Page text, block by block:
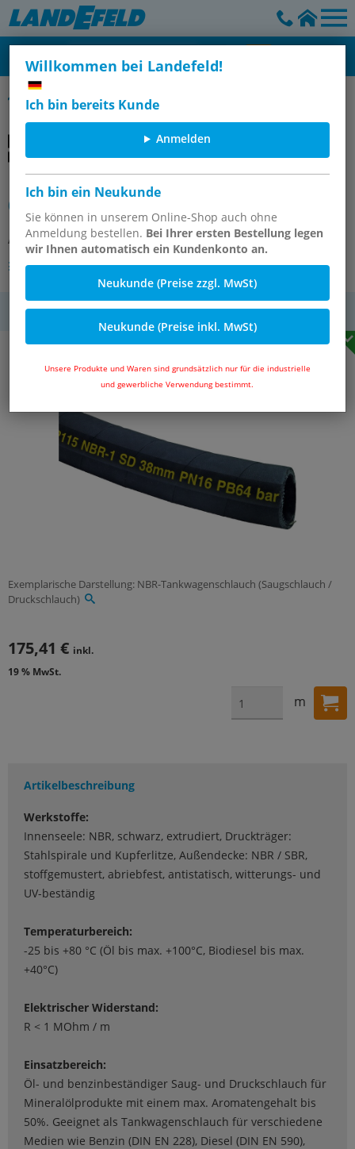
Willkommen bei Landefeld!
Ich bin bereits Kunde
Anmelden
Ich bin ein Neukunde
Sie können in unserem Online-Shop auch ohne
Anmeldung bestellen. Bei Ihrer ersten Bestellung legen
wir Ihnen automatisch ein Kundenkonto an.
Neukunde (Preise zzgl. MwSt)
Neukunde (Preise inkl. MwSt)
Unsere Produkte und Waren sind grundsätzlich nur für die industrielle
und gewerbliche Verwendung bestimmt.
Tankwagen-Saug-Druckschläuche aus NBR, EN 12115
NBR-Tankwagenschlauch EN12115
63,5 (2-1/2")x79,5mm, Stahlspirale
Artikelnummer: TWSSP 63
Andere Varianten des Artikels
MwSt.
Exemplarische Darstellung: NBR-Tankwagenschlauch (Saugschlauch /
Druckschlauch)
175,41 € inkl.
19 % MwSt.
m
Artikelbeschreibung
Werkstoffe:
Innenseele: NBR, schwarz, extrudiert, Druckträger:
Stahlspirale und Kupferlitze, Außendecke: NBR / SBR,
stoffgemustert, abriebfest, antistatisch, witterungs- und
UV-beständig
Temperaturbereich:
-25 bis +80 °C (Öl bis max. +100°C, Biodiesel bis max.
+40°C)
Elektrischer Widerstand:
R < 1 MOhm / m
Einsatzbereich:
Öl- und benzinbeständiger Saug- und Druckschlauch für
Mineralölprodukte mit einem max. Aromatengehalt bis
50%. Geeignet als Tankwagenschlauch für verschiedene
Medien wie Benzin (DIN EN 228), Diesel (DIN EN 590),